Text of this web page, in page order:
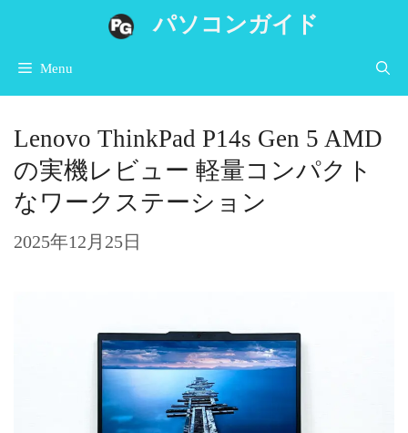
へ
ス
キ
パソコンガイド
Menu
Lenovo ThinkPad P14s Gen 5 AMD
の実機レビュー 軽量コンパクト
なワークステーション
2025年12月25日